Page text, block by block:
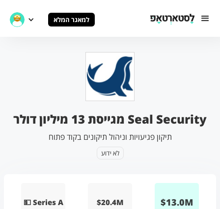
למאגר המלא
Seal Security מגייסת 13 מיליון דולר
תיקון פגיעויות וניהול תיקונים בקוד פתוח
לא ידוע
M
13.0
$
$20.4M
💵 Series A